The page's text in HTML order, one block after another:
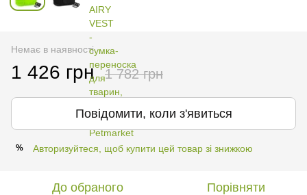
Немає в наявності
1 426 грн 1 782 грн
Повідомити, коли з'явиться
% Авторизуйтеся, щоб купити цей товар зі знижкою
До обраного Порівняти